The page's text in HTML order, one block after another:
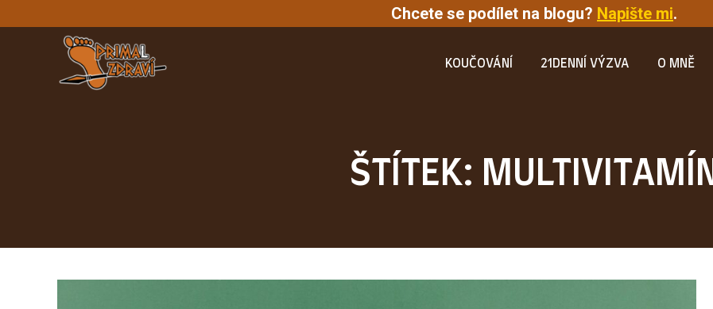
Chcete se podílet na blogu? Napište mi.
KOUČOVÁNÍ 21DENNÍ VÝZVA O MNĚ
ŠTÍTEK: MULTIVITAMÍN